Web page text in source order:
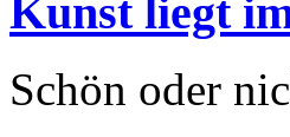
Kunst liegt
Schön oder